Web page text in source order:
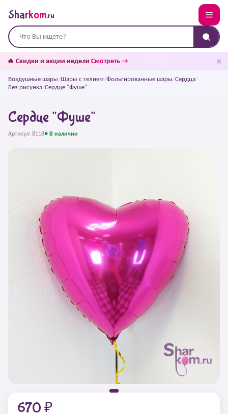
Sharkom.ru
🔥 Скидки и акции недели Смотреть → ✕
Воздушные шары/Шары с гелием/Фольгированные шары/Сердца/
Без рисунка/Сердце "Фуше"
Сердце "Фуше"
Артикул: 8118● В наличии
670 ₽